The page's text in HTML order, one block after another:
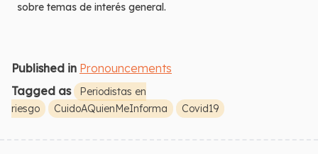
sobre temas de interés general.
Published in Pronouncements
Tagged as
Periodistas en
riesgo
CuidoAQuienMeInforma Covid19